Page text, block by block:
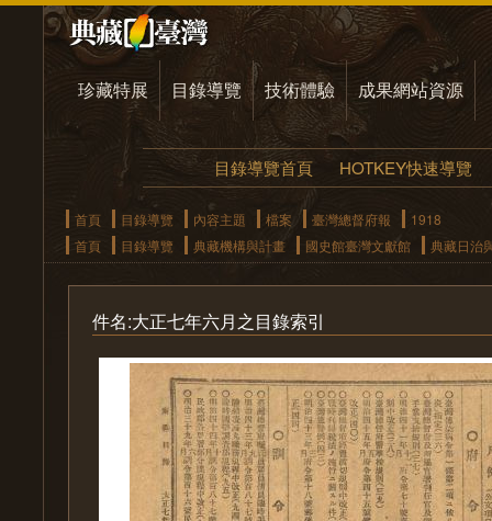
珍藏特展 目錄導覽 技術體驗 成果網站資源
目錄導覽首頁 HOTKEY快速導覽
首頁 目錄導覽 內容主題 檔案 臺灣總督府報
1918
首頁
目錄導覽 典藏機構與計畫 國史館臺灣文獻館 典藏日治
件名:大正七年六月之目錄索引